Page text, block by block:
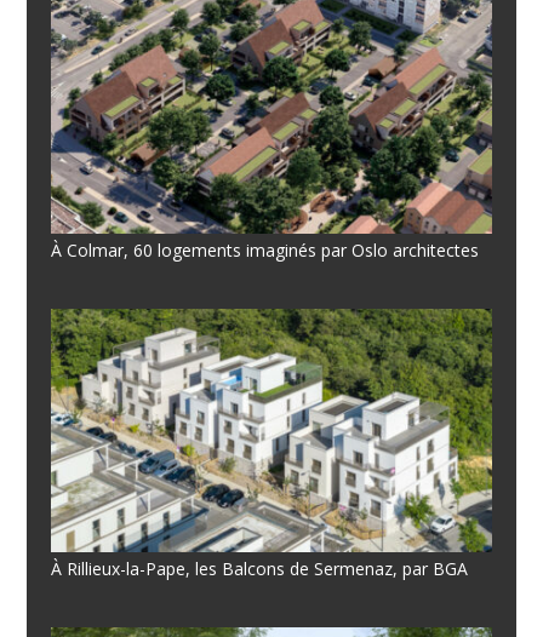
À Colmar, 60 logements imaginés par Oslo architectes
À Rillieux-la-Pape, les Balcons de Sermenaz, par BGA